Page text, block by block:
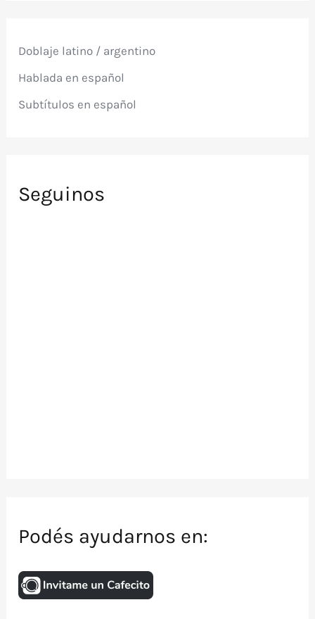
o
:
Doblaje latino / argentino
Hablada en español
Subtítulos en español
Seguinos
Podés ayudarnos en: